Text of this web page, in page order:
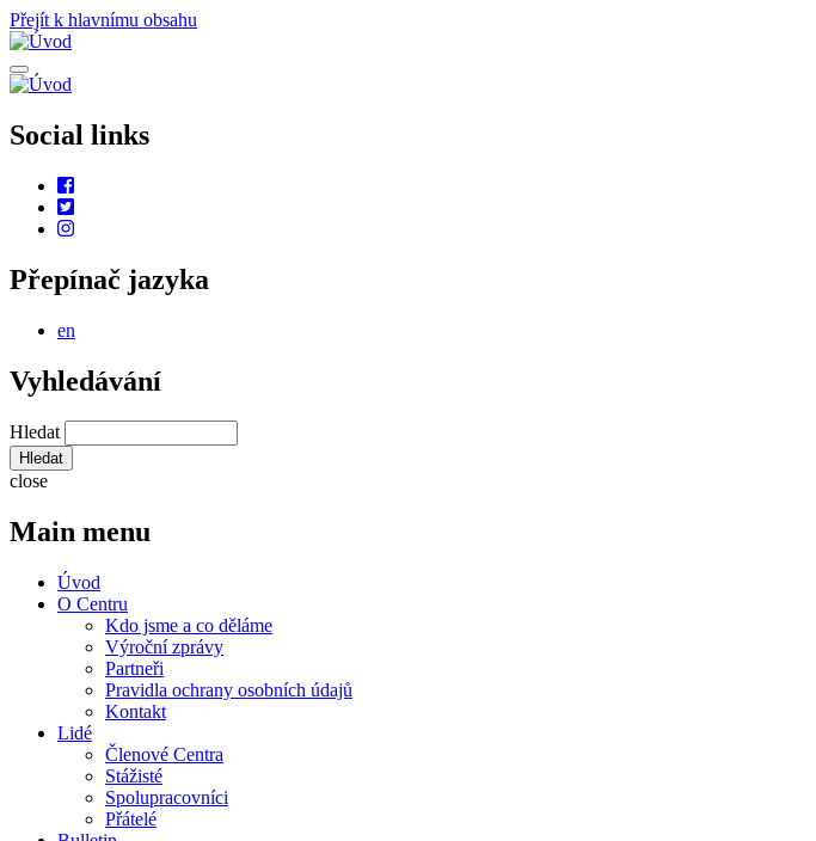
Přejít k hlavnímu obsahu
Social links
Přepínač jazyka
en
Vyhledávání
Hledat
close
Main menu
Úvod
O Centru
Kdo jsme a co děláme
Výroční zprávy
Partneři
Pravidla ochrany osobních údajů
Kontakt
Lidé
Členové Centra
Stážisté
Spolupracovníci
Přátelé